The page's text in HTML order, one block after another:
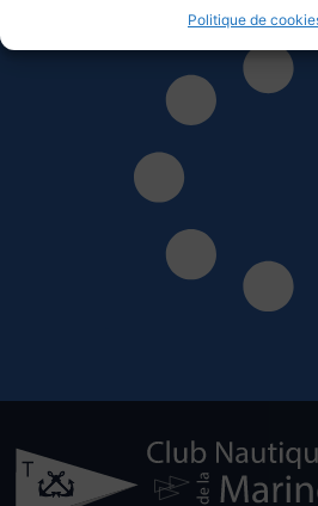
Politique de
Voir plus